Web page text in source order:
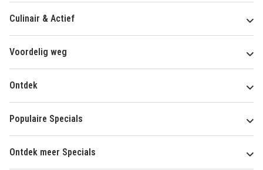
Culinair & Actief
Voordelig weg
Ontdek
Populaire Specials
Ontdek meer Specials